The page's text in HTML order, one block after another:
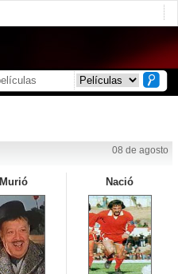
08 de agosto
Murió Nació